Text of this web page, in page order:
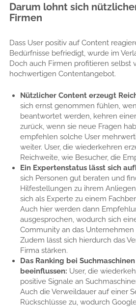
Darum lohnt sich
Firmen
Dass User positiv auf Content
Bedürfnisse befriedigt, wurde im
Doch auch Firmen profitieren selbst
hochwertigen Contentangebot.
Nützlicher Content erzeugt
sich ernst genommen fühlen,
beantwortet werden, kehren
zurück, wenn sie neue Fragen
empfehlen solche User
weiter. User, die wiederkehren
Reichweite, wie Besucher, die
Ein Expertenstatus lässt sich
sich Personen gut beraten und
Hilfestellungen zu ihrem
sich als Experte zu einem
Auch hier werden dann
ausgesprochen, wodurch sich
Community an das Unternehmen
Zudem lässt sich hierdurch das
Firma stärken.
Das Ranking bei
beeinflussen: User, die
positive Signale an
Auch die Verweildauer auf einer
Rückschlüsse zu, wodurch